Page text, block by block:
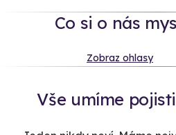
Co si o nás
Zobraz ohlasy
Vše umíme